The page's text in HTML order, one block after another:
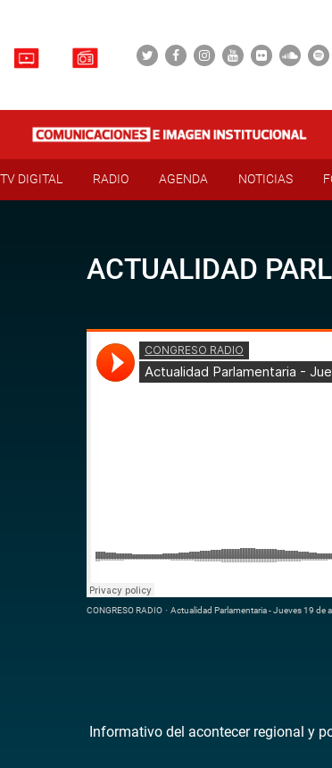
TV DIGITAL RADIO AGENDA NOTICIAS
ACTUALIDAD
CONGRESO RADIO · Actualidad Parlamentaria - Jueves 19 de
Informativo del acontecer regional y